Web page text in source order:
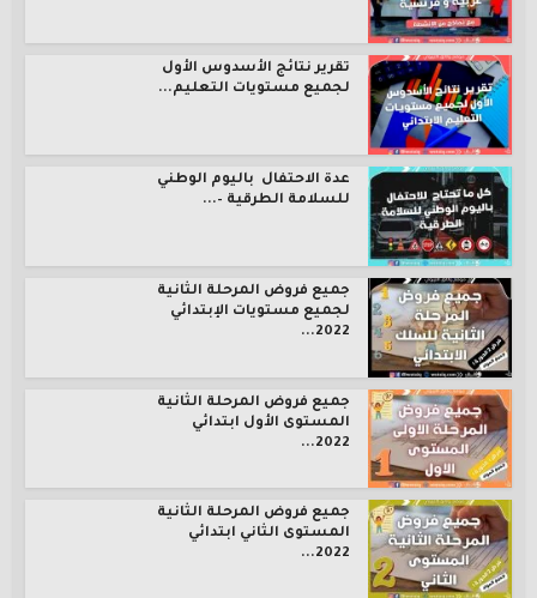
تقرير نتائج الأسدوس الأول
لجميع مستويات التعليم...
عدة الاحتفال باليوم الوطني
للسلامة الطرقية –...
جميع فروض المرحلة الثانية
لجميع مستويات الإبتدائي
2022...
جميع فروض المرحلة الثانية
المستوى الأول ابتدائي
2022...
جميع فروض المرحلة الثانية
المستوى الثاني ابتدائي
2022...